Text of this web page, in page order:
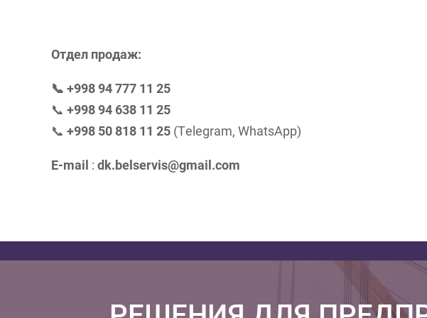
Отдел продаж:
📞 +998 94 777 11 25
📞 +998 94 638 11 25
📞 +998 50 818 11 25 (Telegram, WhatsApp)
E-mail : dk.belservis@gmail.com